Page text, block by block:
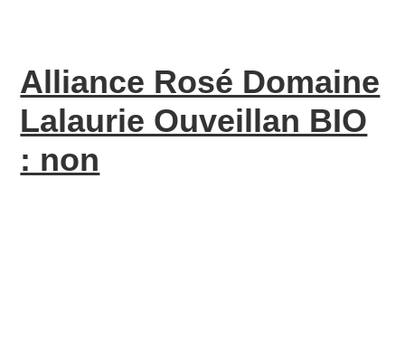
Alliance Rosé Domaine
Lalaurie Ouveillan BIO
: non